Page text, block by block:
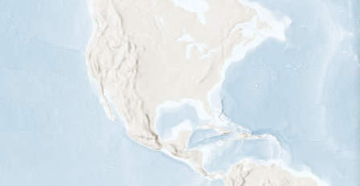
Ubicaciones conectadas
Gama de especies por estación
Gama de verano
Rango de invierno
Rango a lo largo del año